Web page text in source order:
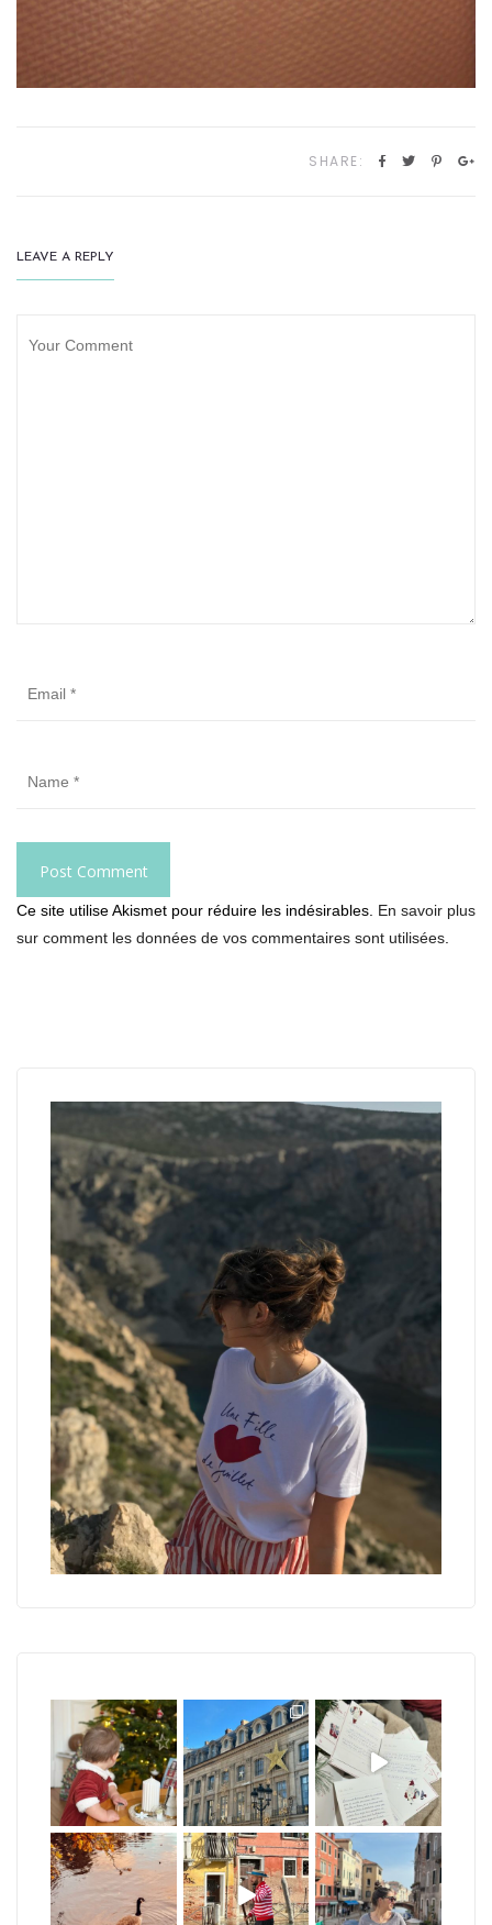
SHARE:
LEAVE A REPLY
Ce site utilise Akismet pour réduire les indésirables. En savoir plus
sur comment les données de vos commentaires sont utilisées